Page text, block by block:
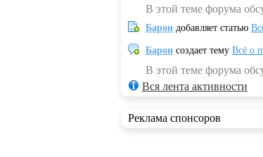
В этой теме форума
Барон добавляет статью
Барон создает тему Всё о
В этой теме форума
Вся лента активности
Реклама спонсоров